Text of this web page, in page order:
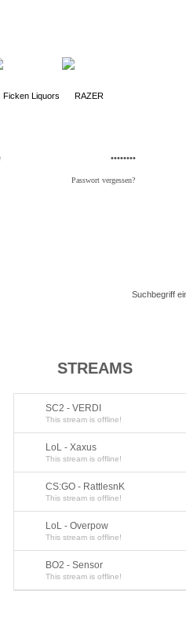
Passwort vergessen?
STREAMS
SC2 - VERDI
This stream is offline!
LoL - Xaxus
This stream is offline!
CS:GO - RattlesnK
This stream is offline!
LoL - Overpow
This stream is offline!
BO2 - Sensor
This stream is offline!